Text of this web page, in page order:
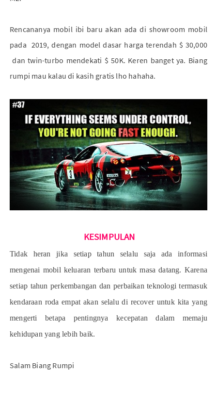
Rencananya mobil ibi baru akan ada di showroom mobil
pada 2019, dengan model dasar harga terendah $ 30,000
dan twin-turbo mendekati $ 50K. Keren banget ya. Biang
rumpi mau kalau di kasih gratis lho hahaha.
KESIMPULAN
Tidak heran jika setiap tahun selalu saja ada informasi
mengenai mobil keluaran terbaru untuk masa datang. Karena
setiap tahun perkembangan dan perbaikan teknologi termasuk
kendaraan roda empat akan selalu di recover untuk kita yang
mengerti betapa pentingnya kecepatan dalam memaju
kehidupan yang lebih baik.
Salam Biang Rumpi